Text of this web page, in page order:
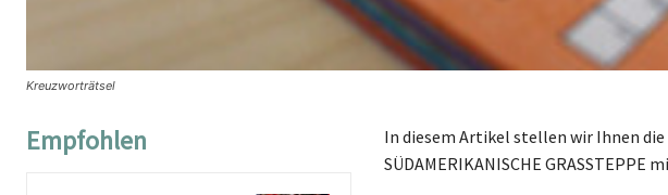
Kreuzworträtsel
Empfohlen
In diesem Artikel stellen wir Ihnen
SÜDAMERIKANISCHE GRASSTEPPE